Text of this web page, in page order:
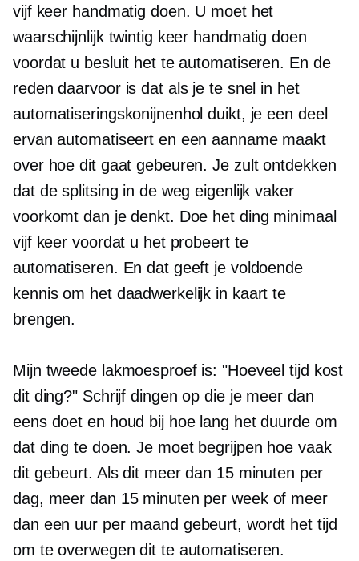
vijf keer handmatig doen. U moet het
waarschijnlijk twintig keer handmatig doen
voordat u besluit het te automatiseren. En de
reden daarvoor is dat als je te snel in het
automatiseringskonijnenhol duikt, je een deel
ervan automatiseert en een aanname maakt
over hoe dit gaat gebeuren. Je zult ontdekken
dat de splitsing in de weg eigenlijk vaker
voorkomt dan je denkt. Doe het ding minimaal
vijf keer voordat u het probeert te
automatiseren. En dat geeft je voldoende
kennis om het daadwerkelijk in kaart te
brengen.
Mijn tweede lakmoesproef is: "Hoeveel tijd kost
dit ding?" Schrijf dingen op die je meer dan
eens doet en houd bij hoe lang het duurde om
dat ding te doen. Je moet begrijpen hoe vaak
dit gebeurt. Als dit meer dan 15 minuten per
dag, meer dan 15 minuten per week of meer
dan een uur per maand gebeurt, wordt het tijd
om te overwegen dit te automatiseren.